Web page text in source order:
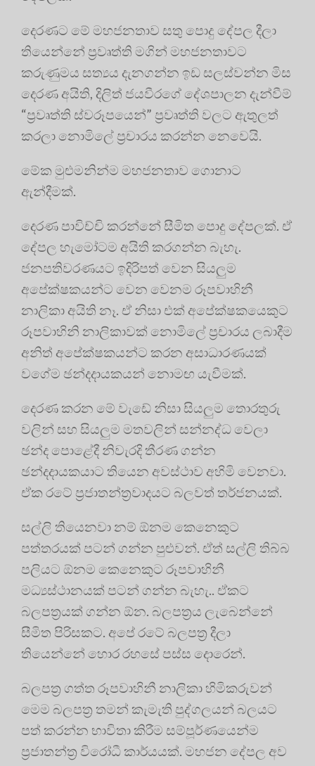
දෙරණට මේ මහජනතාව සතු පොදු දේපල දීලා
තියෙන්නේ ප්‍රවෘත්ති මගින් මහජනතාවට
කරුණුමය සත්‍යය දැනගන්න ඉඩ සලස්වන්න මිස
දෙරණ අයිති, දිලිත් ජයවීරගේ දේශපාලන දැන්වීම්
“ප්‍රවෘත්ති ස්වරූපයෙන්” ප්‍රවෘත්ති වලට ඇතුලත්
කරලා නොමිලේ ප්‍රචාරය කරන්න නෙවෙයි.
මේක මුළුමනින්ම මහජනතාව ගොනාට
ඇන්දීමක්.
දෙරණ පාවිච්චි කරන්නේ සීමිත පොදු දේපලක්. ඒ
දේපල හැමෝටම අයිති කරගන්න බැහැ.
ජනපතිවරණයට ඉදිරිපත් වෙන සියලුම
අපේක්ෂකයන්ට වෙන වෙනම රූපවාහිනී
නාලිකා අයිති නෑ. ඒ නිසා එක් අපේක්ෂකයෙකුට
රූපවාහිනි නාලිකාවක් නොමිලේ ප්‍රචාරය ලබාදීම
අනිත් අපේක්ෂකයන්ට කරන අසාධාරණයක්
වගේම ඡන්දදායකයන් නොමඟ යැවීමක්.
දෙරණ කරන මේ වැඩේ නිසා සියලුම තොරතුරු
වලින් සහ සියලුම මතවලින් සන්නද්ධ වෙලා
ඡන්ද පොළේදී නිවැරදි තීරණ ගන්න
ඡන්දදායකයාට තියෙන අවස්ථාව අහිමි වෙනවා.
ඒක රටේ ප්‍රජාතන්ත්‍රවාදයට බලවත් තර්ජනයක්.
සල්ලි තියෙනවා නම් ඕනම කෙනෙකුට
පත්තරයක් පටන් ගන්න පුළුවන්. ඒත් සල්ලි තිබ්බ
පලියට ඕනම කෙනෙකුට රූපවාහිනී
මධ්‍යස්ථානයක් පටන් ගන්න බැහැ.. ඒකට
බලපත්‍රයක් ගන්න ඕන. බලපත්‍රය ලැබෙන්නේ
සීමිත පිරිසකට. අපේ රටේ බලපත්‍ර දීලා
තියෙන්නේ හොර රහසේ පස්ස දොරෙන්.
බලපත්‍ර ගත්ත රූපවාහිනී නාලිකා හිමිකරුවන්
මෙම බලපත්‍ර තමන් කැමැති පුද්ගලයන් බලයට
පත් කරන්න භාවිතා කිරීම සම්පූර්ණයෙන්ම ‍
ප්‍රජාතන්ත්‍ර විරෝධී කාර්යයක්. මහජන දේපල අව